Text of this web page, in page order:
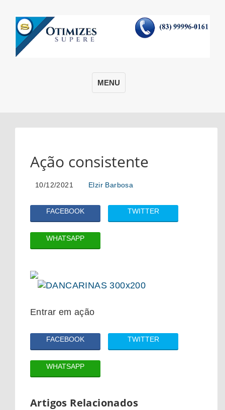
MENU
Ação consistente
10/12/2021 Elzir Barbosa
FACEBOOK TWITTER
WHATSAPP
Entrar em ação
FACEBOOK TWITTER
WHATSAPP
Artigos Relacionados